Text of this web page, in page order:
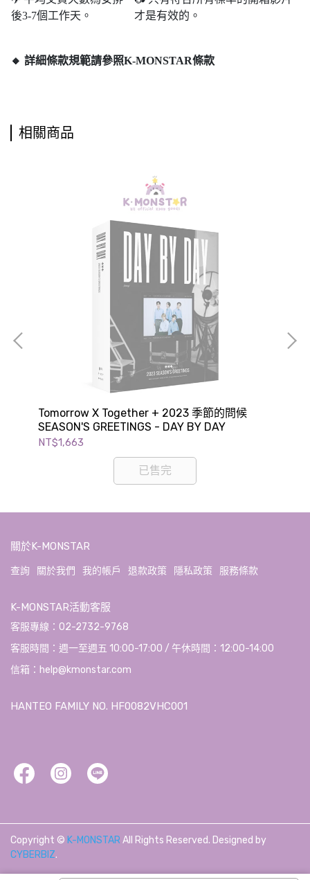
後3-7個工作天。
才是有效的。
🔸 詳細條款規範請參照K-MONSTAR條款
相關商品
Tomorrow X Together + 2023 季節的問候
SEASON'S GREETINGS - DAY BY DAY
NT$1,663
已售完
關於K-MONSTAR
查詢 關於我們 我的帳戶 退款政策 隱私政策 服務條款
K-MONSTAR活動客服
客服專線：02-2732-9768
客服時間：週一至週五 10:00-17:00 / 午休時間：12:00-14:00
信箱：help@kmonstar.com
HANTEO FAMILY NO. HF0082VHC001
Copyright © K-MONSTAR All Rights Reserved. Designed by
CYBERBIZ.